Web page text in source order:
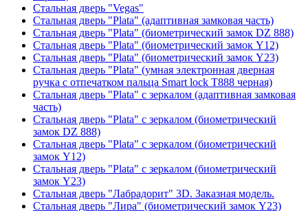
Стальная дверь "Vegas"
Стальная дверь "Plata" (адаптивная замковая часть)
Стальная дверь "Plata" (биометрический замок DZ 888)
Стальная дверь "Plata" (биометрический замок Y12)
Стальная дверь "Plata" (биометрический замок Y23)
Стальная дверь "Plata" (умная электронная дверная
ручка с отпечатком пальца Smart lock T888 черная)
Стальная дверь "Plata" с зеркалом (адаптивная замковая
часть)
Стальная дверь "Plata" с зеркалом (биометрический
замок DZ 888)
Стальная дверь "Plata" с зеркалом (биометрический
замок Y12)
Стальная дверь "Plata" с зеркалом (биометрический
замок Y23)
Стальная дверь "Лабрадорит" 3D. Заказная модель.
Стальная дверь "Лира" (биометрический замок Y23)